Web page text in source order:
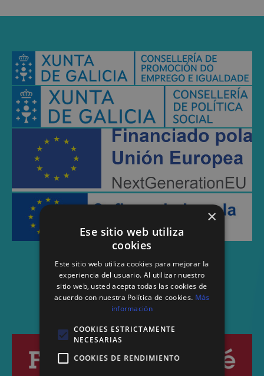
×
Ese sitio web utiliza
cookies
Este sitio web utiliza cookies para mejorar la
experiencia del usuario. Al utilizar nuestro
sitio web, usted acepta todas las cookies de
acuerdo con nuestra Política de cookies. Más
información
COOKIES ESTRICTAMENTE
NECESARIAS
COOKIES DE RENDIMIENTO